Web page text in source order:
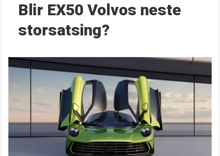
Blir EX50 Volvos neste
storsatsing?